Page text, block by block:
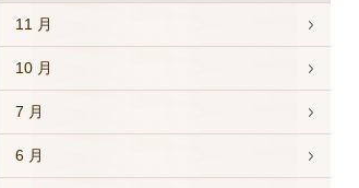
11 月
10 月
7 月
6 月